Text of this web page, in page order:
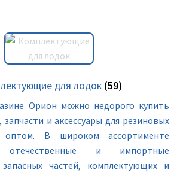
для лодок (59)
Орион можно недорого купить
и аксессуары для резиновых
В широком ассортименте
отечественные и импортные
запасных частей, комплектующих и